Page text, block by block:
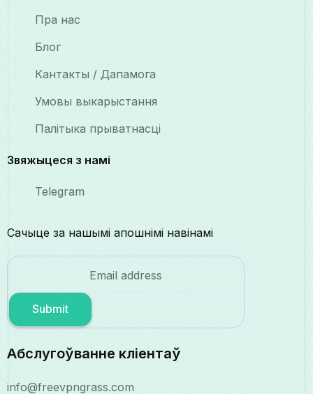
Пра нас
Блог
Кантакты / Дапамога
Умовы выкарыстання
Палітыка прыватнасці
Звяжыцеся з намі
Telegram
Сачыце за нашымі апошнімі навінамі
Submit
Абслугоўванне кліентаў
info@freevpngrass.com